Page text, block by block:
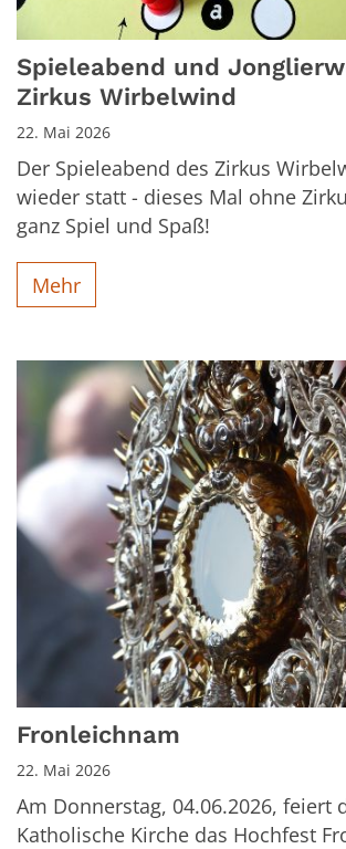
Spieleabend und
Zirkus Wirbelwind
22. Mai 2026
Der Spieleabend des Zirkus
wieder statt - dieses Mal ohne
ganz Spiel und Spaß!
Mehr
Fronleichnam
22. Mai 2026
Am Donnerstag, 04.06.2026, feiert
Katholische Kirche das Hochfest